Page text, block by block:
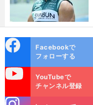
ok
Facebookで
フォローする
YouTubeで
チャンネル登録